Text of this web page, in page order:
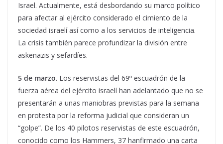
Israel. Actualmente, está desbordando su marco político
para afectar al ejército considerado el cimiento de la
sociedad israelí así como a los servicios de inteligencia.
La crisis también parece profundizar la división entre
askenazis y sefardíes.
5 de marzo. Los reservistas del 69º escuadrón de la
fuerza aérea del ejército israelí han adelantado que no se
presentarán a unas maniobras previstas para la semana
en protesta por la reforma judicial que consideran un
“golpe”. De los 40 pilotos reservistas de este escuadrón,
conocido como los Hammers, 37 hanfirmado una carta